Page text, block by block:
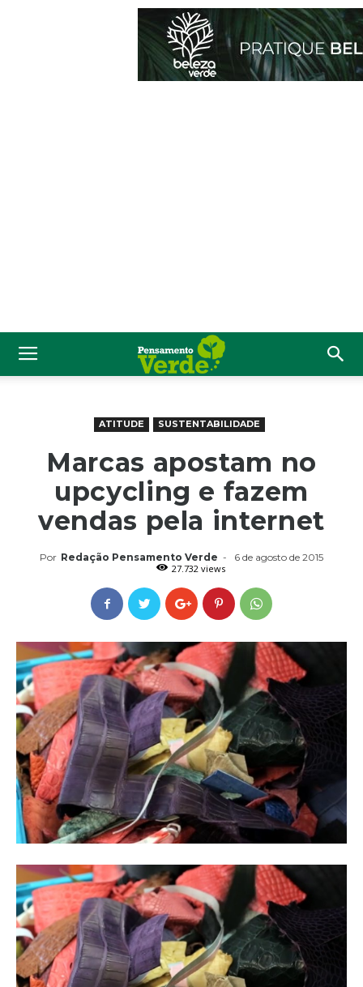
ATITUDE SUSTENTABILIDADE
Marcas apostam no
upcycling e fazem
vendas pela internet
Por Redação Pensamento Verde -
6 de agosto de 2015
27.732 views